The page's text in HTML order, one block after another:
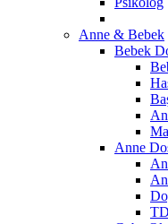
Anne & Bebek
Bebek
Anne